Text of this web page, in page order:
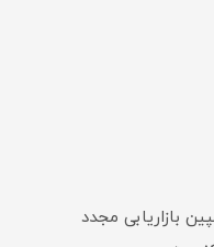
بازاریابی مجدد